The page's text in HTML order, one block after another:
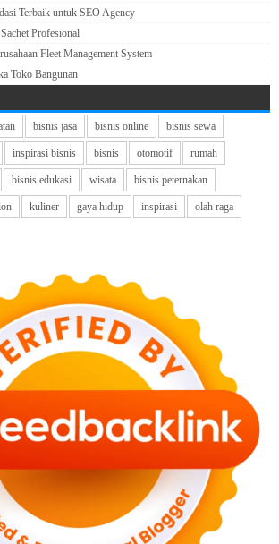
Terbaik untuk SEO Agency
Profesional
Fleet Management System
Toko Bangunan
bisnis jasa bisnis online bisnis sewa
inspirasi bisnis bisnis otomotif rumah
bisnis edukasi wisata bisnis peternakan
kuliner gaya hidup inspirasi olah raga